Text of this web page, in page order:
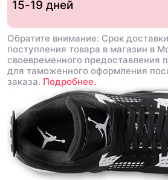
15-19 дней
Обратите внимание: Срок
поступления товара в магазин в
своевременного предоставления
для таможенного оформления
заказа. Подробнее.